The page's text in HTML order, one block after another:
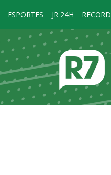
ESPORTES JR 24H RECORD